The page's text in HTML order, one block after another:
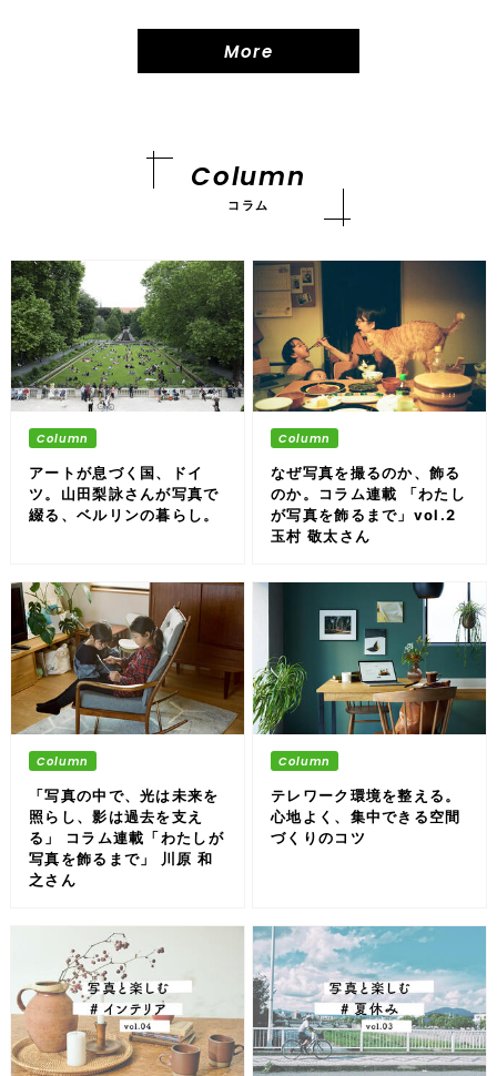
More
Column
コラム
アートが息づく国、ドイ
ツ。山田梨詠さんが写真で
綴る、ベルリンの暮らし。
なぜ写真を撮るのか、飾る
のか。コラム連載 「わたし
が写真を飾るまで」vol.2
玉村 敬太さん
「写真の中で、光は未来を
照らし、影は過去を支え
る」 コラム連載「わたしが
写真を飾るまで」 川原 和
之さん
テレワーク環境を整える。
心地よく、集中できる空間
づくりのコツ